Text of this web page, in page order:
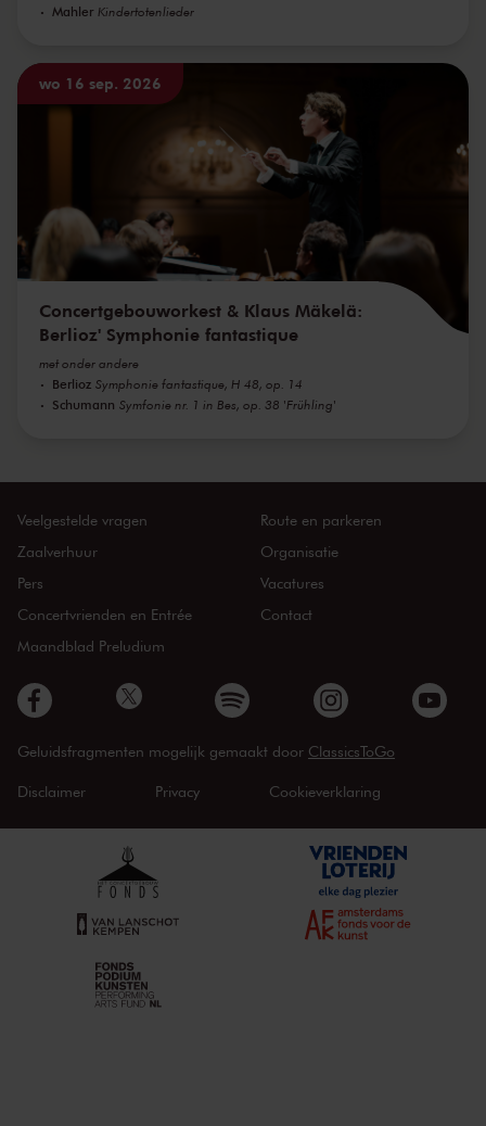
Mahler Kindertotenlieder
wo 16 sep. 2026
Concertgebouworkest & Klaus Mäkelä:
Berlioz' Symphonie fantastique
met onder andere
Berlioz Symphonie fantastique, H 48, op. 14
Schumann Symfonie nr. 1 in Bes, op. 38 'Frühling'
Veelgestelde vragen
Zaalverhuur
Pers
Concertvrienden en Entrée
Maandblad Preludium
Route en parkeren
Organisatie
Vacatures
Contact
Geluidsfragmenten mogelijk gemaakt door ClassicsToGo
Disclaimer Privacy Cookieverklaring